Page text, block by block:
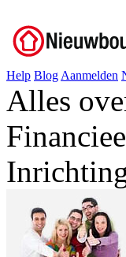
Help Blog Aanmelden
Alles